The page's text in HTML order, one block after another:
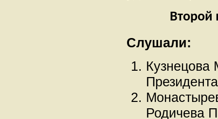
Второй
Слушали:
Кузнецова
Родичева